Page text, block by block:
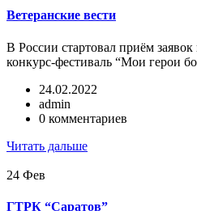
Ветеранские вести
В России стартовал приём
конкурс-фестиваль “Мои герои
24.02.2022
admin
0 комментариев
Читать дальше
24 Фев
ГТРК “Саратов”